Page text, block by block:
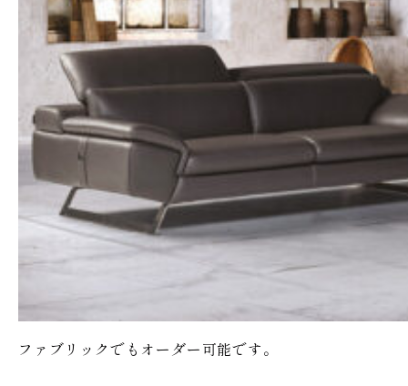
ファブリックでもオーダー可能です。